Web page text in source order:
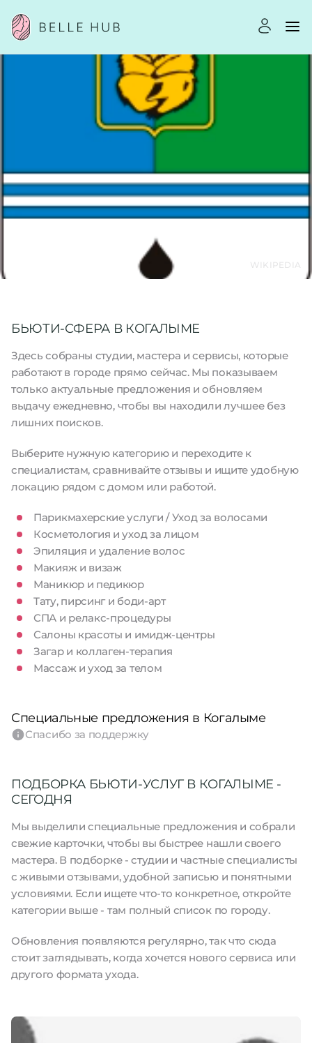
WIKIPEDIA
БЬЮТИ-СФЕРА В КОГАЛЫМЕ
Здесь собраны студии, мастера и сервисы, которые
работают в городе прямо сейчас. Мы показываем
только актуальные предложения и обновляем
выдачу ежедневно, чтобы вы находили лучшее без
лишних поисков.
Выберите нужную категорию и переходите к
специалистам, сравнивайте отзывы и ищите удобную
локацию рядом с домом или работой.
Парикмахерские услуги / Уход за волосами
Косметология и уход за лицом
Эпиляция и удаление волос
Макияж и визаж
Маникюр и педикюр
Тату, пирсинг и боди-арт
СПА и релакс-процедуры
Салоны красоты и имидж-центры
Загар и коллаген-терапия
Массаж и уход за телом
Специальные предложения в Когалыме
Спасибо за поддержку
ПОДБОРКА БЬЮТИ-УСЛУГ В КОГАЛЫМЕ -
СЕГОДНЯ
Мы выделили специальные предложения и собрали
свежие карточки, чтобы вы быстрее нашли своего
мастера. В подборке - студии и частные специалисты
с живыми отзывами, удобной записью и понятными
условиями. Если ищете что-то конкретное, откройте
категории выше - там полный список по городу.
Обновления появляются регулярно, так что сюда
стоит заглядывать, когда хочется нового сервиса или
другого формата ухода.